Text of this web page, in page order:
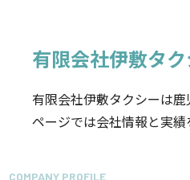
有限会社伊敷タ
有限会社伊敷タクシーは
ページでは会社情報と実績
COMPANY PROFILE